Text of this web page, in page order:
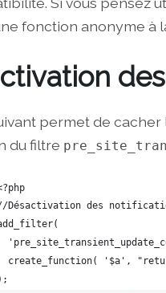
fonction anonyme à
permet de
du filtre
Désactivation des
create_function( '$a',